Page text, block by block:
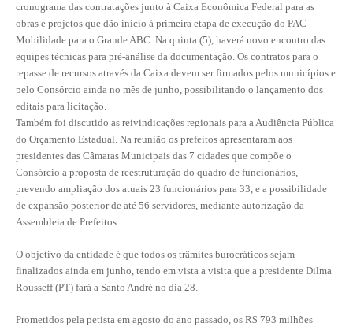
FGTS EXPURGOS
FGTS CORREÇÃO
LEGISLAÇÃO
LEI 4.950-A/1966 – PISO SALARIAL
LEI 5.194/1966 – REGULAMENTAÇÃO DA PROFISSÃO
LEI 6.496/1977 – ART
RES 1.002/2002 – CÓDIGO DE ÉTICA
PISO SALARIAL
cronograma das contratações junto à Caixa Econômica Federal para as
obras e projetos que dão início à primeira etapa de execução do PAC
Mobilidade para o Grande ABC. Na quinta (5), haverá novo encontro das
equipes técnicas para pré-análise da documentação. Os contratos para o
repasse de recursos através da Caixa devem ser firmados pelos municípios e
pelo Consórcio ainda no mês de junho, possibilitando o lançamento dos
editais para licitação.
Também foi discutido as reivindicações regionais para a Audiência Pública
do Orçamento Estadual. Na reunião os prefeitos apresentaram aos
presidentes das Câmaras Municipais das 7 cidades que compõe o
Consórcio a proposta de reestruturação do quadro de funcionários,
prevendo ampliação dos atuais 23 funcionários para 33, e a possibilidade
de expansão posterior de até 56 servidores, mediante autorização da
Assembleia de Prefeitos.
O objetivo da entidade é que todos os trâmites burocráticos sejam
finalizados ainda em junho, tendo em vista a visita que a presidente Dilma
Rousseff (PT) fará a Santo André no dia 28.
Prometidos pela petista em agosto do ano passado, os R$ 793 milhões